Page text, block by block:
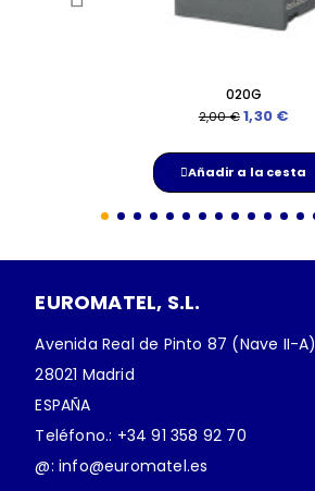
020G
2,00 € 1,30 €
Añadir a la cesta
EUROMATEL, S.L.
Avenida Real de Pinto 87 (Nave II-A)
28021 Madrid
ESPAÑA
Teléfono.: +34 91 358 92 70
@: info@euromatel.es